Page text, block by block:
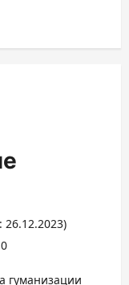
26.12.2023)
гуманизации